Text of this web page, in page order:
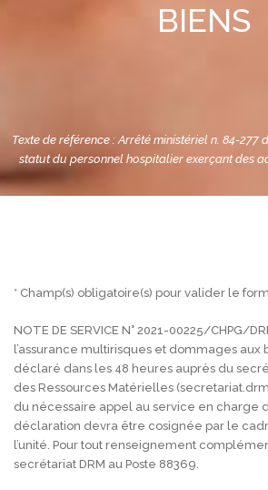
BIENS
Texte de référence : Arrêté ministériel n. 84-
statut du personnel hospitalier exerçant des
* Champ(s) obligatoire(s) pour valider le
NOTE DE SERVICE N° 2021-00225/CHPG/
l’assurance multirisques et dommages aux
déclaré dans les 48 heures auprès du
des Ressources Matérielles
du nécessaire appel au service en charge
déclaration devra être cosignée par le
l’unité. Pour tout renseignement
secrétariat DRM au Poste 88369.